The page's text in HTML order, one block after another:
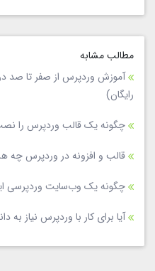
مطالب مشابه
رایگان)
چگونه یک قالب وردپرس را
قالب و افزونه در وردپرس چه
چگونه یک وب‌سایت وردپرسی
آیا برای کار با وردپرس نیاز به